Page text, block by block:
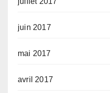
juin 2017
mai 2017
avril 2017